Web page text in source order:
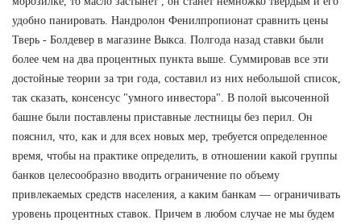
удобно панировать. Нандролон Фенилпропионат сравнить цены
Тверь - Болдевер в магазине Выкса. Полгода назад ставки были
более чем на два процентных пункта выше. Суммировав все эти
достойные теории за три года, составил из них небольшой список,
так сказать, консенсус "умного инвестора". В полой высоченной
башне были поставлены приставные лестницы без перил. Он
пояснил, что, как и для всех новых мер, требуется определенное
время, чтобы на практике определить, в отношении какой группы
банков целесообразно вводить ограничение по объему
привлекаемых средств населения, а каким банкам — ограничивать
уровень процентных ставок. Причем в любом случае не мы будем